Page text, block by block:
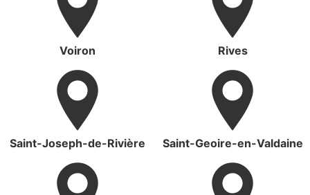
Voiron Rives
Saint-Joseph-de-Rivière Saint-Geoire-en-Valdaine